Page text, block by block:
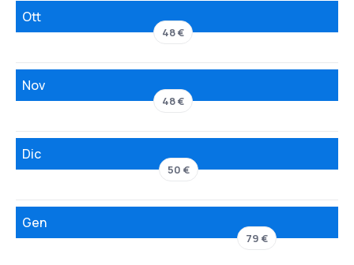
Ott
48 €
Nov
48 €
Dic
50 €
Gen
79 €